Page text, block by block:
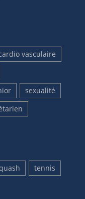
vasculaire
sexualité
tennis